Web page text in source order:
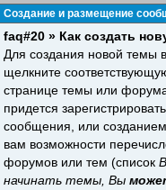
Создание и размещение
faq#20 » Как создать
Для создания новой темы
щелкните
странице темы или
придется
сообщения, или
вам возможности
форумов или тем (список
начинать темы, Вы